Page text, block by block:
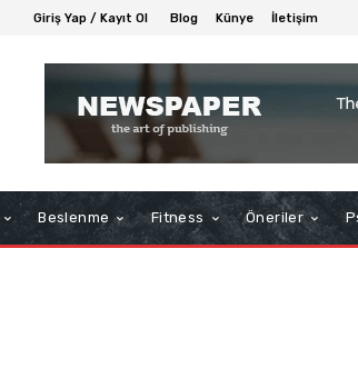
Giriş Yap / Kayıt Ol Blog Künye İletişim
Beslenme Fitness Öneriler